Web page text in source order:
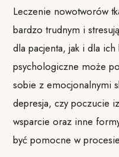
Leczenie nowotworów
bardzo trudnym i
dla pacjenta, jak i dla
psychologiczne może
sobie z emocjonalnymi
depresja, czy poczucie
wsparcie oraz inne
być pomocne w